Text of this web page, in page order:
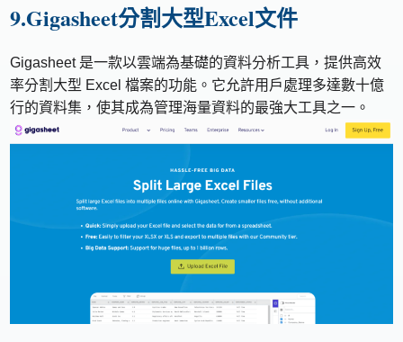
9.Gigasheet分割大型Excel文件
Gigasheet 是一款以雲端為基礎的資料分析工具，提供高效
率分割大型 Excel 檔案的功能。它允許用戶處理多達數十億
行的資料集，使其成為管理海量資料的最強大工具之一。